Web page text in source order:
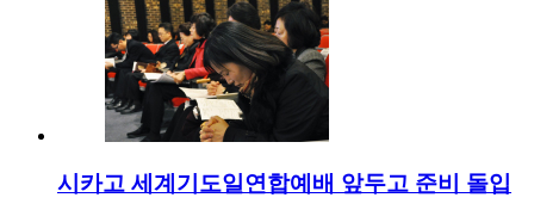
시카고 세계기도일연합예배 앞두고 준비 돌입